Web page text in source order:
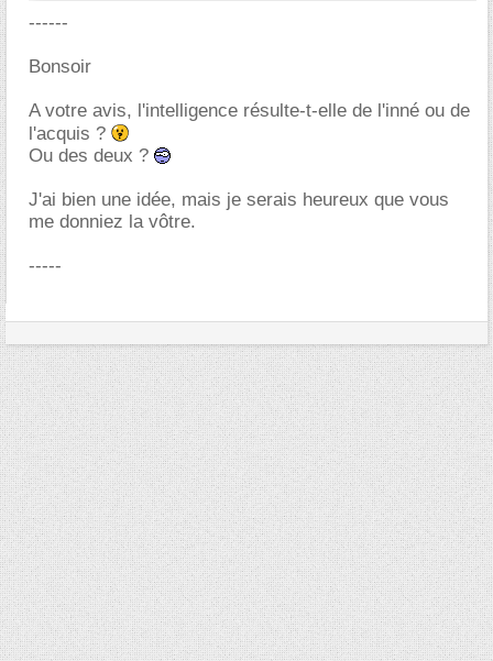
------
Bonsoir
A votre avis, l'intelligence résulte-t-elle de l'inné ou de
l'acquis ?
Ou des deux ?
J'ai bien une idée, mais je serais heureux que vous
me donniez la vôtre.
-----